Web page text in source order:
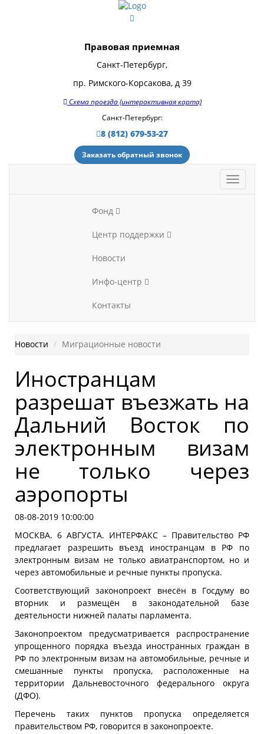
Правовая приемная
Санкт-Петербург,
пр. Римского-Корсакова, д 39
Схема проезда (интерактивная карта)
Санкт-Петербург:
8 (812) 679-53-27
Заказать обратный звонок
Фонд
Центр поддержки
Новости
Инфо-центр
Контакты
Новости Миграционные новости
Иностранцам
разрешат въезжать на
Дальний Восток по
электронным визам
не только через
аэропорты
08-08-2019 10:00:00
МОСКВА. 6 АВГУСТА. ИНТЕРФАКС – Правительство РФ
предлагает разрешить въезд иностранцам в РФ по
электронным визам не только авиатранспортом, но и
через автомобильные и речные пункты пропуска.
Соответствующий законопроект внесён в Госдуму во
вторник и размещён в законодательной базе
деятельности нижней палаты парламента.
Законопроектом предусматривается распространение
упрощенного порядка въезда иностранных граждан в
РФ по электронным визам на автомобильные, речные и
смешанные пункты пропуска, расположенные на
территории Дальневосточного федерального округа
(ДФО).
Перечень таких пунктов пропуска определяется
правительством РФ, говорится в законопроекте.